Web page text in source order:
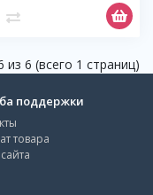
из 6 (всего 1 страниц)
поддержки
товара